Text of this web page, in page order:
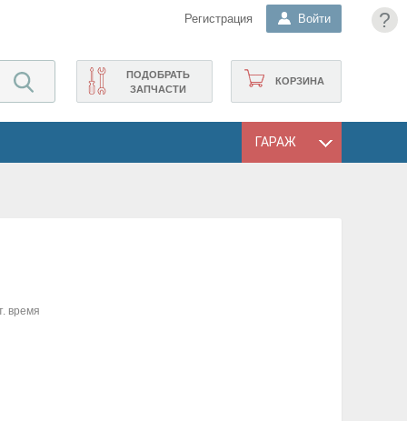
?
Регистрация Войти
КОРЗИНА
ПОДОБРАТЬ
ЗАПЧАСТИ
ГАРАЖ
время